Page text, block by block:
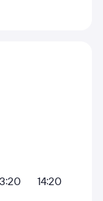
14:20